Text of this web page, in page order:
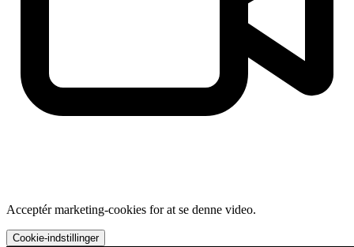
Acceptér marketing-cookies for at se denne video.
Cookie-indstillinger